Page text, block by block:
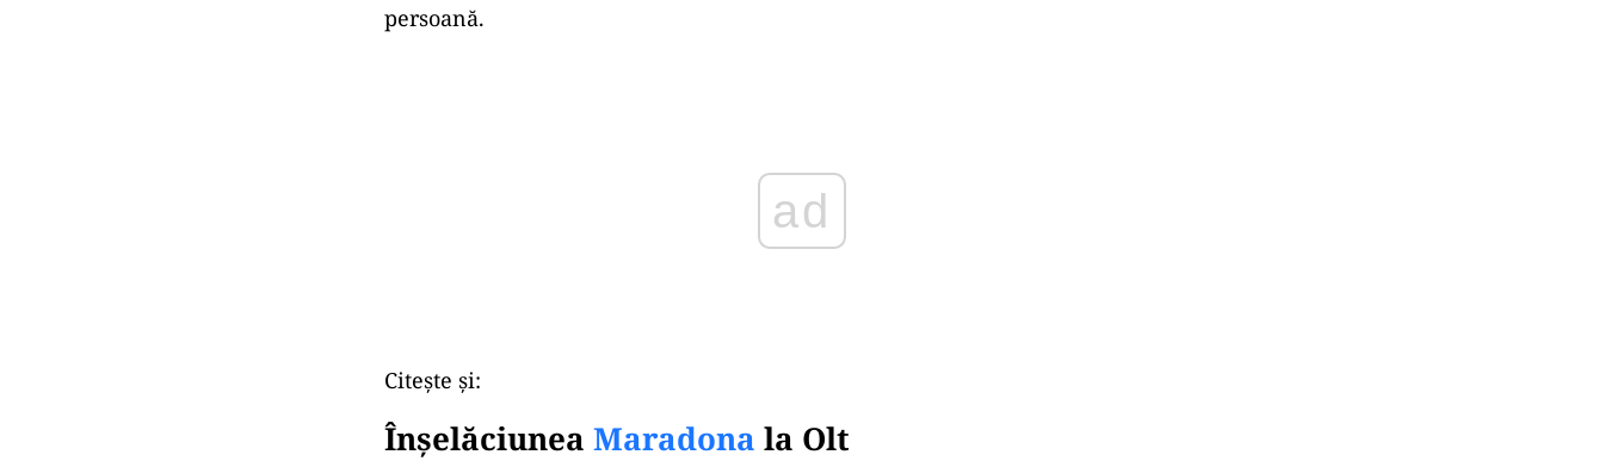
persoană.
ad
Citește și:
Înșelăciunea Maradona la Olt